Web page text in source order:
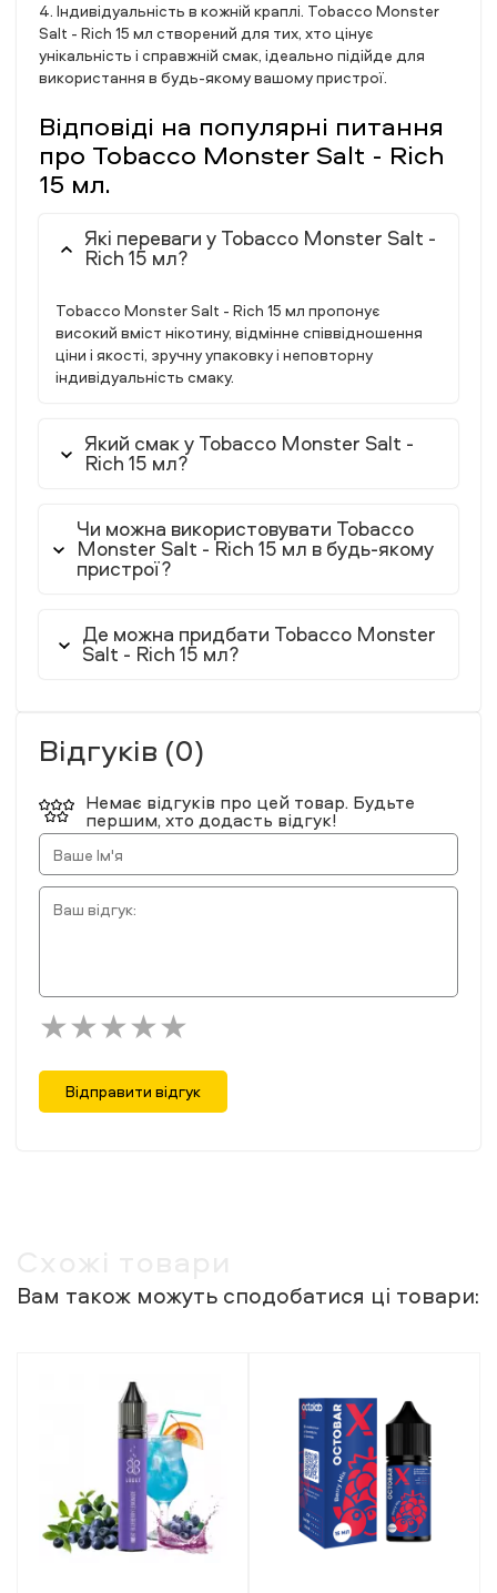
4. Індивідуальність в кожній краплі. Tobacco Monster
Salt - Rich 15 мл створений для тих, хто цінує
унікальність і справжній смак, ідеально підійде для
використання в будь-якому вашому пристрої.
Відповіді на популярні питання
про Tobacco Monster Salt - Rich
15 мл.
Які переваги у Tobacco Monster Salt -
Rich 15 мл?
Tobacco Monster Salt - Rich 15 мл пропонує
високий вміст нікотину, відмінне співвідношення
ціни і якості, зручну упаковку і неповторну
індивідуальність смаку.
Який смак у Tobacco Monster Salt -
Rich 15 мл?
Чи можна використовувати Tobacco
Monster Salt - Rich 15 мл в будь-якому
пристрої?
Де можна придбати Tobacco Monster
Salt - Rich 15 мл?
Відгуків (0)
Немає відгуків про цей товар. Будьте
першим, хто додасть відгук!
Відправити відгук
Вам також можуть сподобатися ці товари: